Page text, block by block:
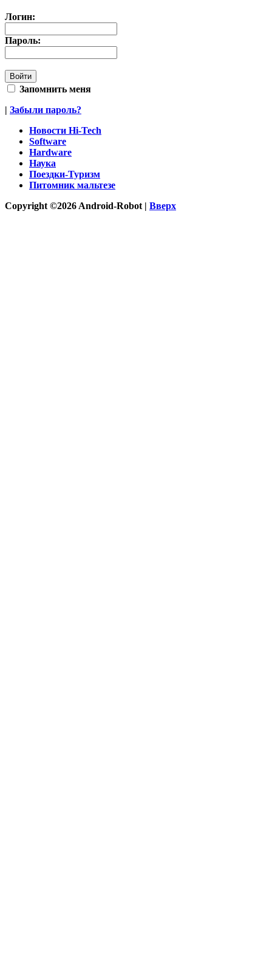
Логин:
Пароль:
Запомнить меня
| Забыли пароль?
Новости Hi-Tech
Software
Hardware
Наука
Поездки-Туризм
Питомник мальтезе
Copyright ©2026 Android-Robot | Вверх